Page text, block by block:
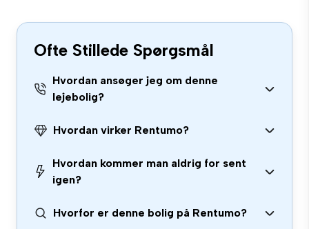
Ofte Stillede Spørgsmål
Hvordan ansøger jeg om denne
lejebolig?
Hvordan virker Rentumo?
Hvordan kommer man aldrig for sent
igen?
Hvorfor er denne bolig på Rentumo?